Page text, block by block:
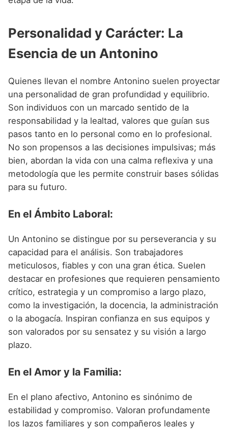
Personalidad y Carácter: La
Esencia de un Antonino
Quienes llevan el nombre Antonino suelen proyectar
una personalidad de gran profundidad y equilibrio.
Son individuos con un marcado sentido de la
responsabilidad y la lealtad, valores que guían sus
pasos tanto en lo personal como en lo profesional.
No son propensos a las decisiones impulsivas; más
bien, abordan la vida con una calma reflexiva y una
metodología que les permite construir bases sólidas
para su futuro.
En el Ámbito Laboral:
Un Antonino se distingue por su perseverancia y su
capacidad para el análisis. Son trabajadores
meticulosos, fiables y con una gran ética. Suelen
destacar en profesiones que requieren pensamiento
crítico, estrategia y un compromiso a largo plazo,
como la investigación, la docencia, la administración
o la abogacía. Inspiran confianza en sus equipos y
son valorados por su sensatez y su visión a largo
plazo.
En el Amor y la Familia:
En el plano afectivo, Antonino es sinónimo de
estabilidad y compromiso. Valoran profundamente
los lazos familiares y son compañeros leales y